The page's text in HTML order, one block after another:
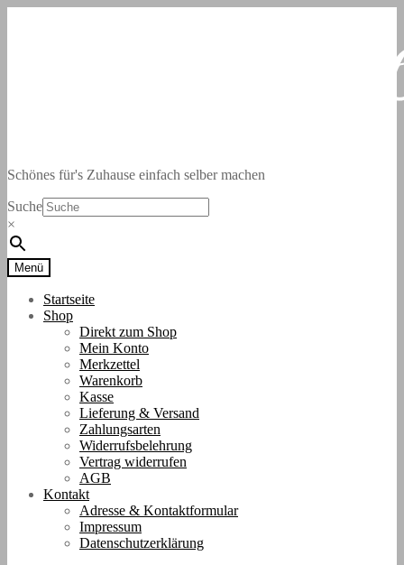
Schönes für's Zuhause einfach selber machen
Suche
×
Menü
Startseite
Shop
Direkt zum Shop
Mein Konto
Merkzettel
Warenkorb
Kasse
Lieferung & Versand
Zahlungsarten
Widerrufsbelehrung
Vertrag widerrufen
AGB
Kontakt
Adresse & Kontaktformular
Impressum
Datenschutzerklärung